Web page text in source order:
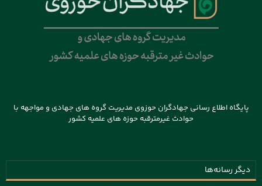
پایگاه اطلاع رسانی جهادگران حوزوی مدیریت گروه های جهادی و مواجهه با
حوادث غیرمترقبه حوزه های علمیه کشور
دیگر رسانه‌ها